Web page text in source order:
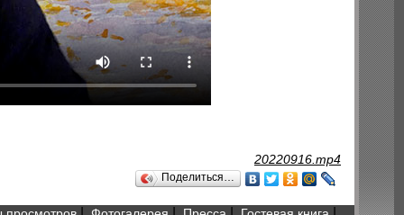
20220916.mp4
Поделиться…